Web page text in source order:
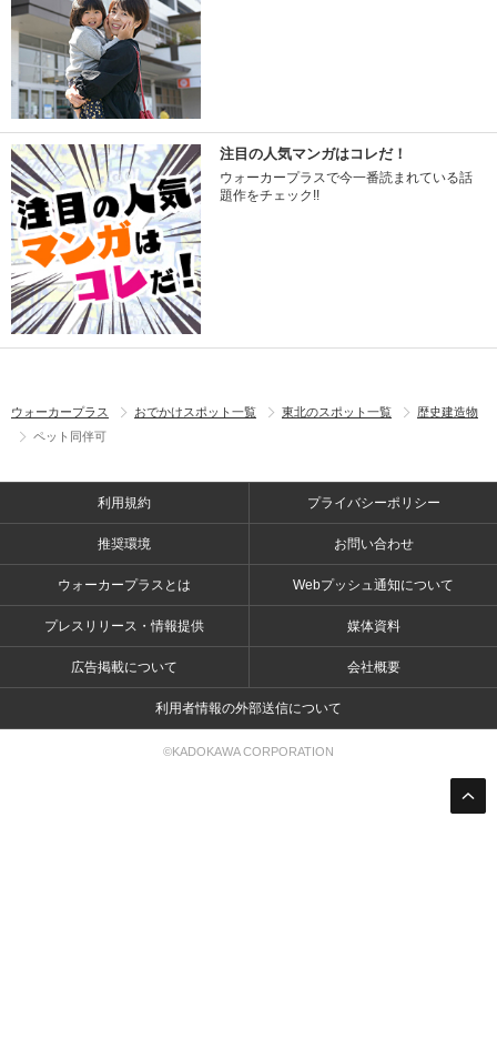
注目の人気マンガはコレだ！
ウォーカープラスで今一番読まれている話
題作をチェック!!
ウォーカープラス おでかけスポット一覧 東北のスポット一覧
歴史建造物
ペット同伴可
利用規約 プライバシーポリシー
推奨環境 お問い合わせ
ウォーカープラスとは Webプッシュ通知について
プレスリリース・情報提供 媒体資料
広告掲載について 会社概要
利用者情報の外部送信について
©KADOKAWA CORPORATION